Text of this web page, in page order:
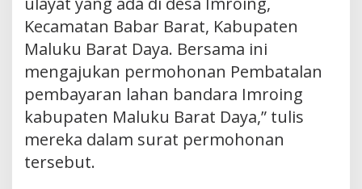
Kecamatan Babar Barat, Kabupaten
Maluku Barat Daya. Bersama ini
mengajukan permohonan Pembatalan
pembayaran lahan bandara Imroing
kabupaten Maluku Barat Daya,” tulis
mereka dalam surat permohonan
tersebut.